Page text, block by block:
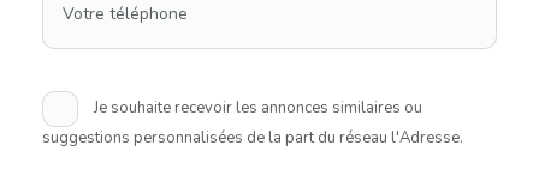
Votre téléphone
Je souhaite recevoir les annonces similaires ou
suggestions personnalisées de la part du réseau l'Adresse.